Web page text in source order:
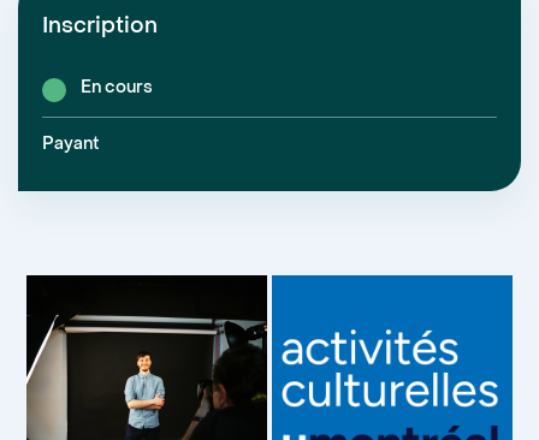
Inscription
En cours
Payant